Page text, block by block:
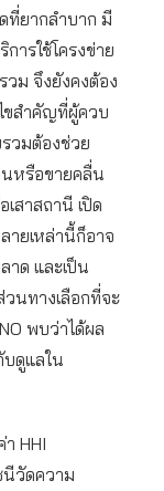
ที่ยากลำบาก มี
ารใช้โครงข่าย
ม จึงยังคงต้อง
ขสำคัญที่ผู้ควบ
วมต้องช่วย
นหรือขายคลื่น
สาสถานี เปิด
ายเหล่านี้ก็อาจ
าด และเป็น
วนทางเลือกที่จะ
พบว่าได้ผล
บดูแลใน
HHI
วัดความ